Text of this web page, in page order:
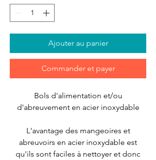
Ajouter au panier
Commander et payer
Bols d'alimentation et/ou
d'abreuvement en acier inoxydable
L'avantage des mangeoires et
abreuvoirs en acier inoxydable est
qu'ils sont faciles à nettoyer et donc